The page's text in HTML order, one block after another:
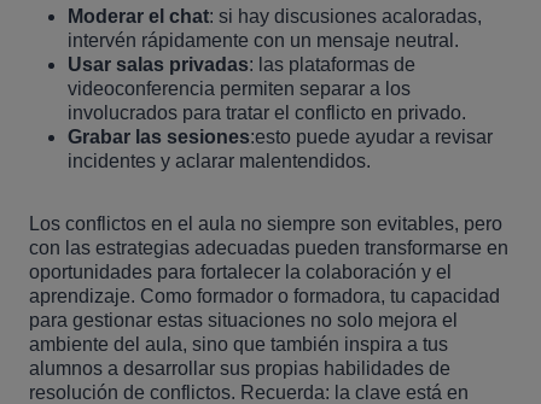
Moderar el chat: si hay discusiones acaloradas,
intervén rápidamente con un mensaje neutral.
Usar salas privadas: las plataformas de
videoconferencia permiten separar a los
involucrados para tratar el conflicto en privado.
Grabar las sesiones:esto puede ayudar a revisar
incidentes y aclarar malentendidos.
Los conflictos en el aula no siempre son evitables, pero
con las estrategias adecuadas pueden transformarse en
oportunidades para fortalecer la colaboración y el
aprendizaje. Como formador o formadora, tu capacidad
para gestionar estas situaciones no solo mejora el
ambiente del aula, sino que también inspira a tus
alumnos a desarrollar sus propias habilidades de
resolución de conflictos. Recuerda: la clave está en